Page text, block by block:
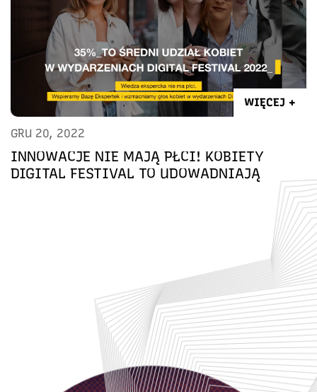
WIĘCEJ +
GRU 20, 2022
INNOWACJE NIE MAJĄ PŁCI! KOBIETY
DIGITAL FESTIVAL TO UDOWADNIAJĄ